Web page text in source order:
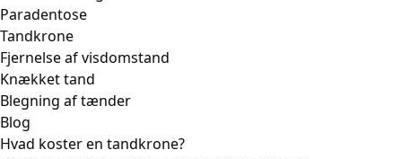
Paradentose
Tandkrone
Fjernelse af visdomstand
Knækket tand
Blegning af tænder
Blog
Hvad koster en tandkrone?